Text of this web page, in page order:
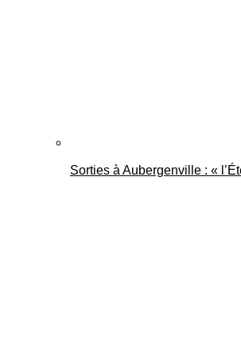
Sorties à Aubergenville : «